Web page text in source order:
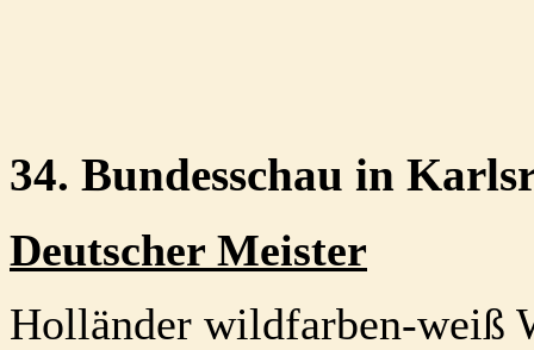
34. Bundesschau in
Deutscher Meister
Holländer wildfarben-weiß